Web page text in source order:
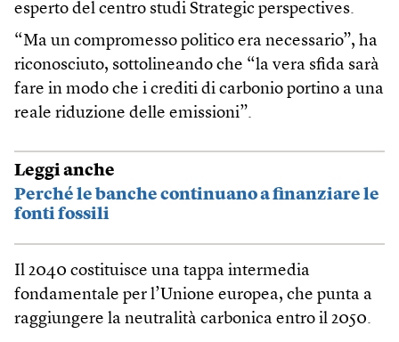
esperto del centro studi Strategic perspectives.
“Ma un compromesso politico era necessario”, ha
riconosciuto, sottolineando che “la vera sfida sarà
fare in modo che i crediti di carbonio portino a una
reale riduzione delle emissioni”.
Leggi anche
Perché le banche continuano a finanziare le
fonti fossili
Il 2040 costituisce una tappa intermedia
fondamentale per l’Unione europea, che punta a
raggiungere la neutralità carbonica entro il 2050.